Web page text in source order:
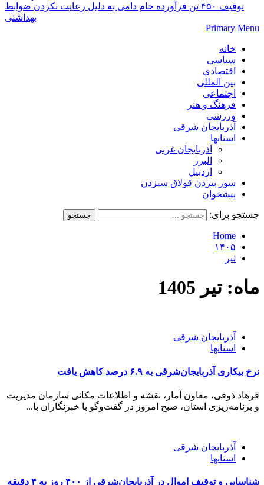
توقیف ۴۵۰ تن فرآورده خام دامی به دلیل رعایت نکردن ضوابط
بهداشتی
Primary Menu
خانه
سیاسی
اقتصادی
بین المللی
اجتماعی
فرهنگ و هنر
ورزشی
آذربایجان شرقی
استانها
آذربایجان غربی
البرز
اردبیل
سوز بیزدن قولاق سیزدن
پیشخوان
جستجو برای:
Home
۱۴۰۵
تیر
ماه:تیر 1405
آذربایجان شرقی
استانها
نرخ بیکاری آذربایجان‌شرقی به ۶.۹ درصد کاهش یافت
فرهاد ذوقی، معاون آمار، نقشه و اطلاعات مکانی سازمان مدیریت
و برنامه‌ریزی استان، صبح امروز در گفت‌وگو با خبرنگاران با...
آذربایجان شرقی
استانها
شناسایی و توقیف اموال در آذربایجان‌شرقی از ۴۰۰ روز به ۴ دقیقه